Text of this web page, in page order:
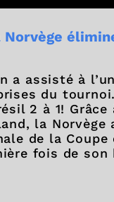
a assisté à
du
2 à 1! Grâce
la
de la Coupe
fois de son